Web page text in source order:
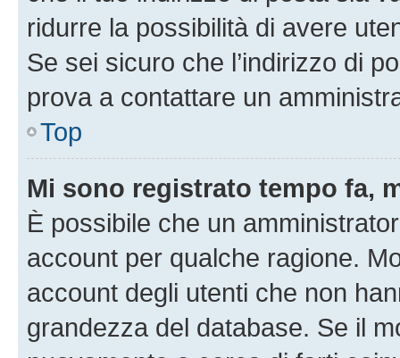
ridurre la possibilità di avere
Se sei sicuro che l’indirizzo di
prova a contattare un
Top
Mi sono registrato tempo fa,
È possibile che un
account per qualche ragione.
account degli utenti che non
grandezza del database. Se il